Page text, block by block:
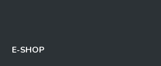
E-SHOP